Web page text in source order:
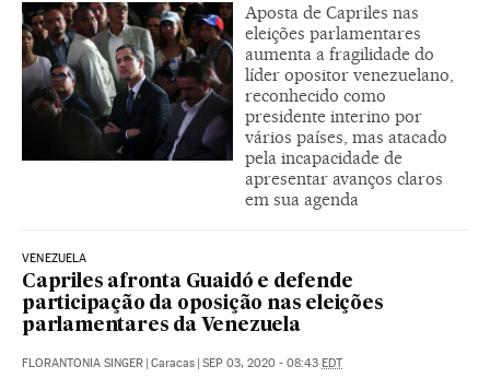
Aposta de Capriles nas
eleições parlamentares
aumenta a fragilidade do
líder opositor venezuelano,
reconhecido como
presidente interino por
vários países, mas atacado
pela incapacidade de
apresentar avanços claros
em sua agenda
VENEZUELA
Capriles afronta Guaidó e defende
participação da oposição nas eleições
parlamentares da Venezuela
FLORANTONIA SINGER | Caracas | SEP 03, 2020 - 08:43 EDT